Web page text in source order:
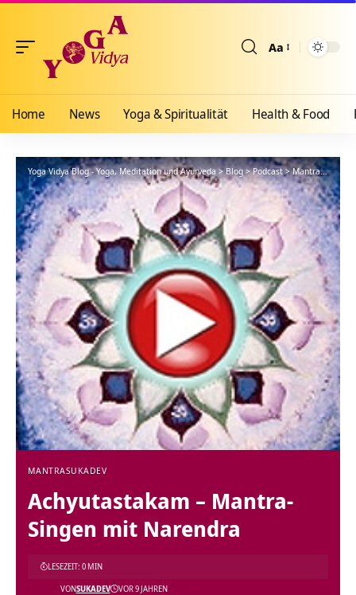
Aa
Home News Yoga & Spiritualität Health & Food
Yoga Vidya Blog - Yoga, Meditation und Ayurveda>Blog>Podcast>Mantra>
MANTRASUKADEV
Achyutastakam – Mantra-
Singen mit Narendra
VONSUKADEV VOR 9 JAHREN
LESEZEIT: 0 MIN